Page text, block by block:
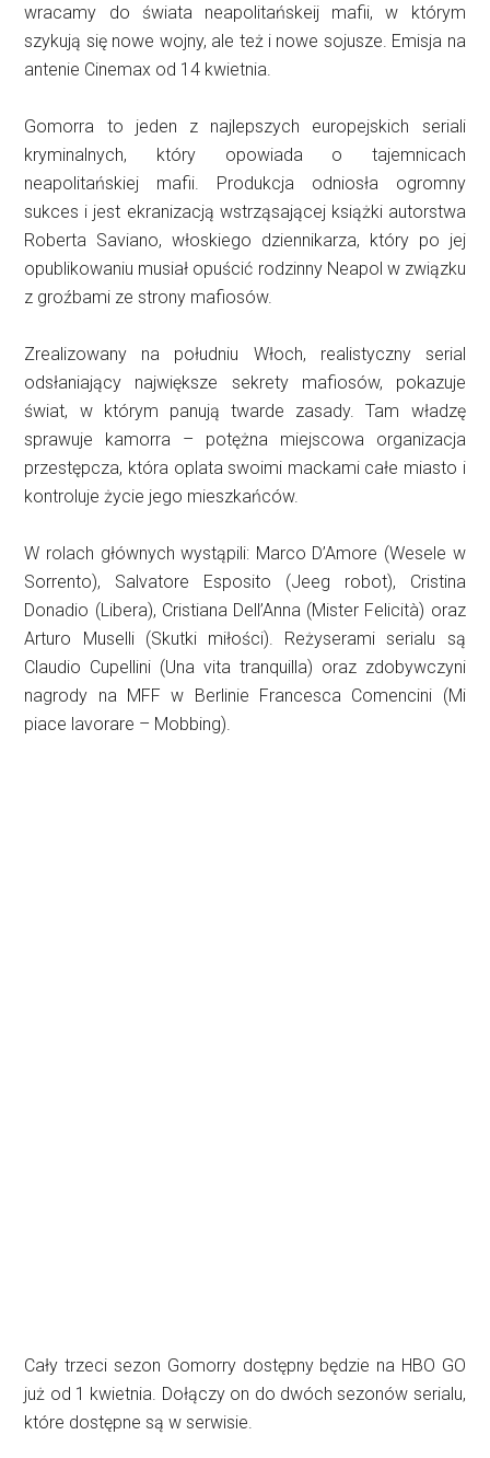
wracamy do świata neapolitańskeij mafii, w którym
szykują się nowe wojny, ale też i nowe sojusze. Emisja na
antenie Cinemax od 14 kwietnia.
Gomorra to jeden z najlepszych europejskich seriali
kryminalnych, który opowiada o tajemnicach
neapolitańskiej mafii. Produkcja odniosła ogromny
sukces i jest ekranizacją wstrząsającej książki autorstwa
Roberta Saviano, włoskiego dziennikarza, który po jej
opublikowaniu musiał opuścić rodzinny Neapol w związku
z groźbami ze strony mafiosów.
Zrealizowany na południu Włoch, realistyczny serial
odsłaniający największe sekrety mafiosów, pokazuje
świat, w którym panują twarde zasady. Tam władzę
sprawuje kamorra – potężna miejscowa organizacja
przestępcza, która oplata swoimi mackami całe miasto i
kontroluje życie jego mieszkańców.
W rolach głównych wystąpili: Marco D’Amore (Wesele w
Sorrento), Salvatore Esposito (Jeeg robot), Cristina
Donadio (Libera), Cristiana Dell’Anna (Mister Felicità) oraz
Arturo Muselli (Skutki miłości). Reżyserami serialu są
Claudio Cupellini (Una vita tranquilla) oraz zdobywczyni
nagrody na MFF w Berlinie Francesca Comencini (Mi
piace lavorare – Mobbing).
Cały trzeci sezon Gomorry dostępny będzie na HBO GO
już od 1 kwietnia. Dołączy on do dwóch sezonów serialu,
które dostępne są w serwisie.